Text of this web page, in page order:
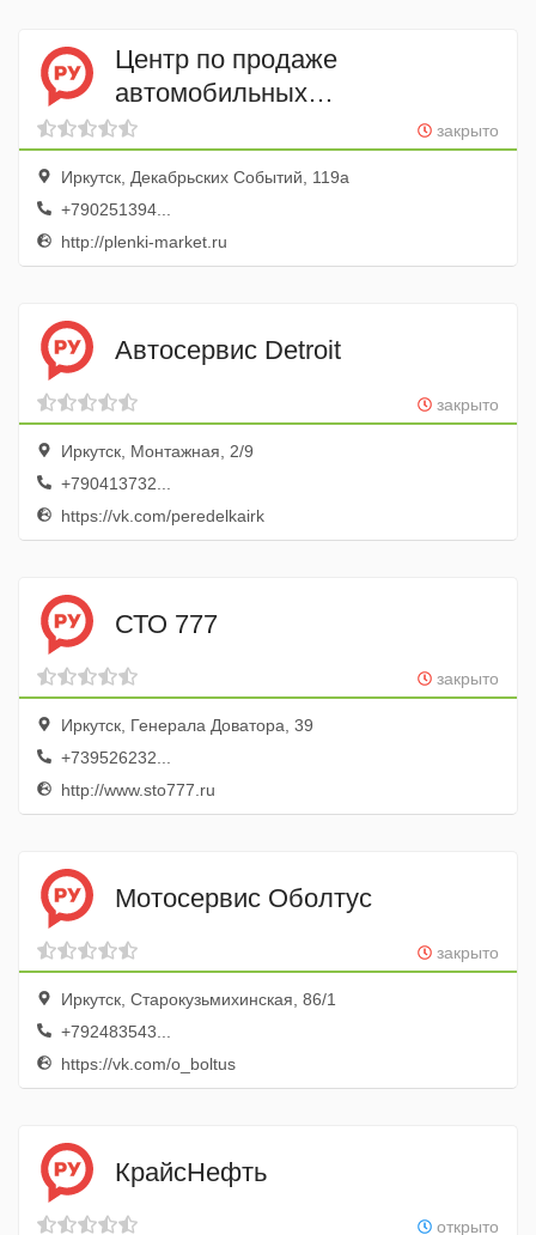
Центр по продаже
автомобильных
и архитектурных пленок
Пленки Маркет
закрыто
Иркутск, Декабрьских Событий, 119а
+790251394...
http://plenki-market.ru
Автосервис Detroit
закрыто
Иркутск, Монтажная, 2/9
+790413732...
https://vk.com/peredelkairk
СТО 777
закрыто
Иркутск, Генерала Доватора, 39
+739526232...
http://www.sto777.ru
Мотосервис Оболтус
закрыто
Иркутск, Старокузьмихинская, 86/1
+792483543...
https://vk.com/o_boltus
КрайсНефть
открыто